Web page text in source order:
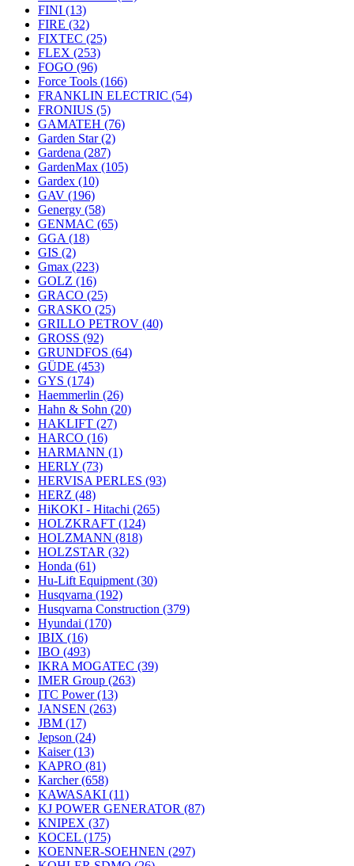
FINI (13)
FIRE (32)
FIXTEC (25)
FLEX (253)
FOGO (96)
Force Tools (166)
FRANKLIN ELECTRIC (54)
FRONIUS (5)
GAMATEH (76)
Garden Star(2)
Gardena (287)
GardenMax (105)
Gardex (10)
GAV (196)
Genergy (58)
GENMAC (65)
GGA (18)
GIS (2)
Gmax (223)
GOLZ (16)
GRACO (25)
GRASKO (25)
GRILLO PETROV (40)
GROSS (92)
GRUNDFOS (64)
GÜDE (453)
GYS (174)
Haemmerlin (26)
Hahn & Sohn (20)
HAKLIFT (27)
HARCO (16)
HARMANN (1)
HERLY (73)
HERVISA PERLES (93)
HERZ (48)
HiKOKI - Hitachi (265)
HOLZKRAFT (124)
HOLZMANN (818)
HOLZSTAR (32)
Honda (61)
Hu-Lift Equipment (30)
Husqvarna (192)
Husqvarna Construction (379)
Hyundai (170)
IBIX (16)
IBO (493)
IKRA MOGATEC (39)
IMER Group (263)
ITC Power(13)
JANSEN (263)
JBM (17)
Jepson (24)
Kaiser(13)
KAPRO (81)
Karcher(658)
KAWASAKI (11)
KJ POWER GENERATOR (87)
KNIPEX (37)
KOCEL (175)
KOENNER-SOEHNEN (297)